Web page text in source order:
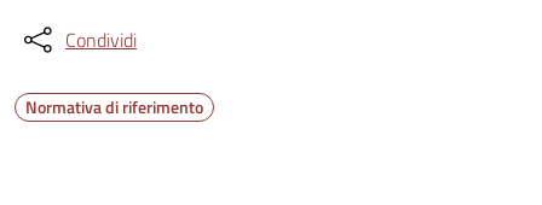
Condividi
Normativa di riferimento